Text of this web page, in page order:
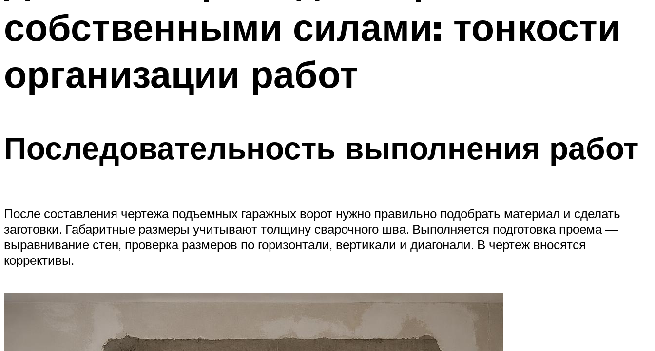
собственными силами: тонкости
организации работ
Последовательность выполнения работ
После составления чертежа подъемных гаражных ворот нужно правильно подобрать материал и сделать
заготовки. Габаритные размеры учитывают толщину сварочного шва. Выполняется подготовка проема —
выравнивание стен, проверка размеров по горизонтали, вертикали и диагонали. В чертеж вносятся
коррективы.